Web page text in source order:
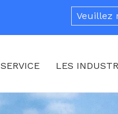
SERVICE LES